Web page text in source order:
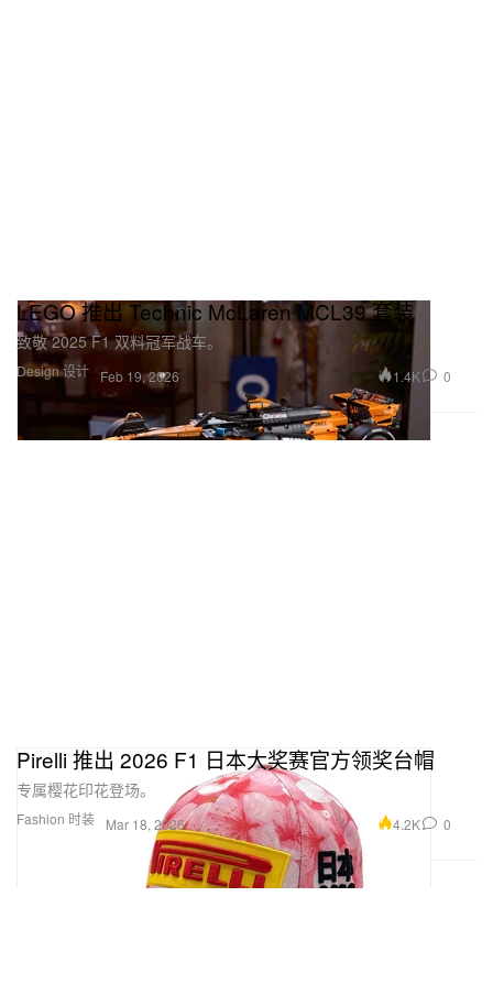
Design 设计
LEGO 推出 Technic McLaren MCL39 套装
致敬 2025 F1 双料冠军战车。
Feb 19, 2026 1.4K 0
Fashion 时装
Pirelli 推出 2026 F1 日本大奖赛官方领奖台帽
专属樱花印花登场。
Mar 18, 2026 4.2K 0